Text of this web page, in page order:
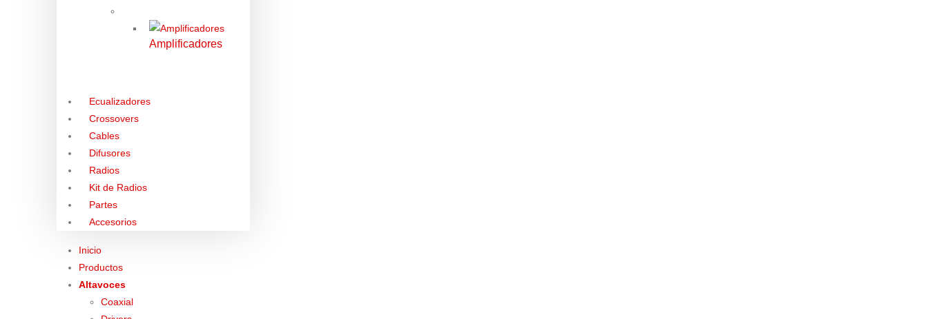
Amplificadores
Ecualizadores
Crossovers
Cables
Difusores
Radios
Kit de Radios
Partes
Accesorios
Inicio
Productos
Altavoces
Coaxial